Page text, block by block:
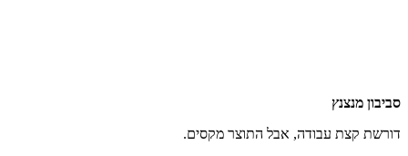
סביבון מנצנץ
דורשת קצת עבודה, אבל התוצר מקסים.